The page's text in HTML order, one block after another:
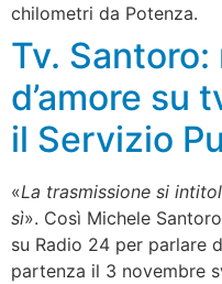
chilometri da Potenza.
Tv.
d’amore su
il Servizio
«La trasmissione si
sì». Così Michele
su Radio 24 per parlare
partenza il 3 novembre